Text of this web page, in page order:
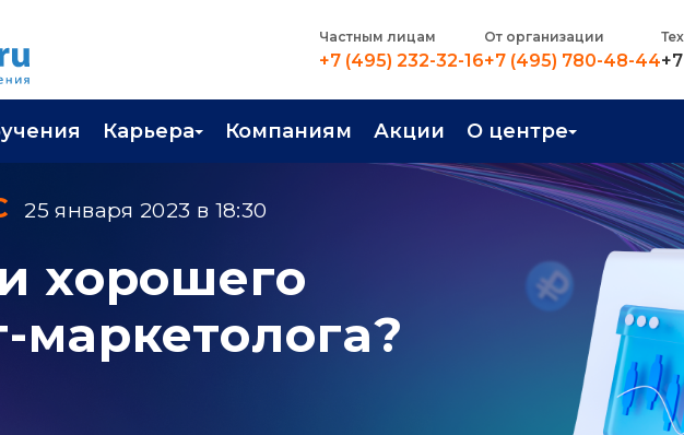
Частным лицам
+7 (495) 232-32-16
От организации
+7 (495) 780-48-44
Карьера
Трудоустройство
Компаниям Акции О центре
Контакты
О центре
Преподаватели
25 января 2023 в 18:30
хорошего
маркетолога?